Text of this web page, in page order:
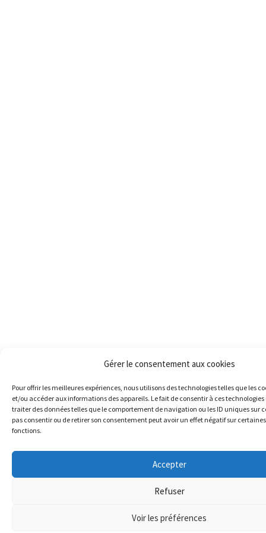
Gérer le consentement aux cookies
Pour offrir les meilleures expériences, nous utilisons des technologies telles que les
et/ou accéder aux informations des appareils. Le fait de consentir à ces
traiter des données telles que le comportement de navigation ou les ID uniques sur
pas consentir ou de retirer son consentement peut avoir un effet négatif sur
fonctions.
Accepter
Refuser
Voir les préférences